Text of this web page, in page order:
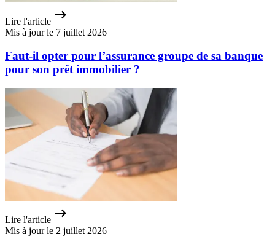
Lire l'article
Mis à jour le 7 juillet 2026
Faut-il opter pour l’assurance groupe de sa banque
pour son prêt immobilier ?
Lire l'article
Mis à jour le 2 juillet 2026